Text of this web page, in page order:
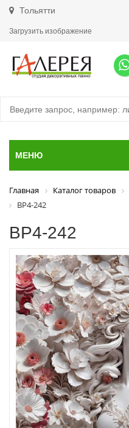
Тольятти
Загрузить изображение
МЕНЮ
Главная Каталог товаров
ВР4-242
ВР4-242